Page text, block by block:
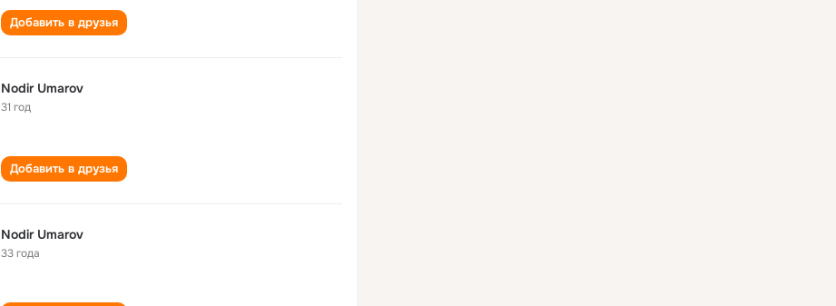
Добавить в друзья
Nodir Umarov
31 год
Добавить в друзья
Nodir Umarov
33 года